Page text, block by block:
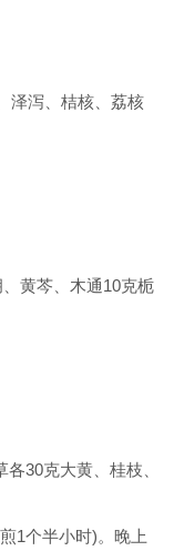
泽泻、桔核、荔核
黄芩、木通10克栀
30克大黄、桂枝、
1个半小时)。晚上